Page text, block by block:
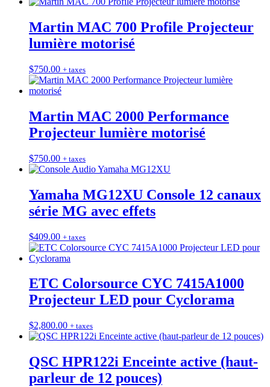
Martin MAC 700 Profile Projecteur
lumière motorisé
$750.00 + taxes
Martin MAC 2000 Performance
Projecteur lumière motorisé
$750.00 + taxes
Yamaha MG12XU Console 12 canaux
série MG avec effets
$409.00 + taxes
ETC Colorsource CYC 7415A1000
Projecteur LED pour Cyclorama
$2,800.00 + taxes
QSC HPR122i Enceinte active (haut-
parleur de 12 pouces)